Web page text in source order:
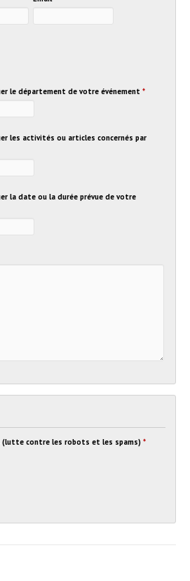
le département de votre événement *
les activités ou articles concernés par
la date ou la durée prévue de votre
(lutte contre les robots et les spams) *